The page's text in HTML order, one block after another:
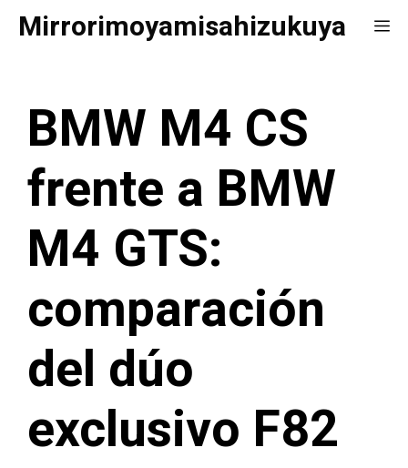
Saltar
Mirrorimoyamisahizukuya
BMW M4 CS
frente a BMW
M4 GTS:
comparación
del dúo
exclusivo F82